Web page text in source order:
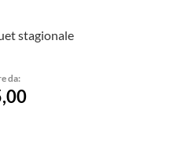
stagionale
da: